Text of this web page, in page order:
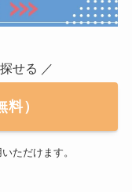
せる ／
）
ただけます。